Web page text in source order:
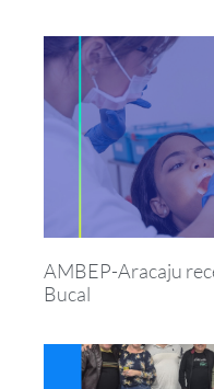
AMBEP-Aracaju
Bucal